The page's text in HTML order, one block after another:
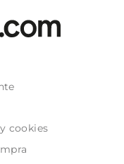
cookies